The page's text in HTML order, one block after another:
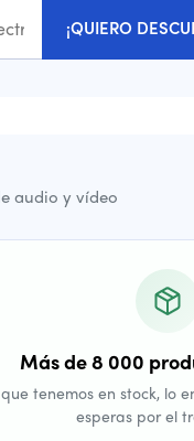
¡QUIERO
audio y vídeo
Más de 8 000
tenemos en stock, lo
esperas por el